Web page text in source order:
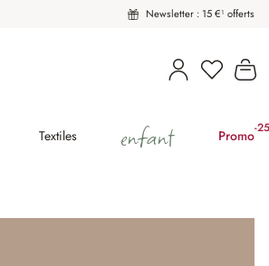
Newsletter : 15 €¹ offerts
Vous
Textiles enfant Promo-